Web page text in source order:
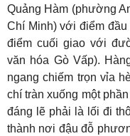
Quảng Hàm (phường
Chí Minh) với điểm
điểm cuối giao với
văn hóa Gò Vấp).
ngang chiếm trọn vỉa
chí tràn xuống một
đáng lẽ phải là lối đi
thành nơi đậu đỗ